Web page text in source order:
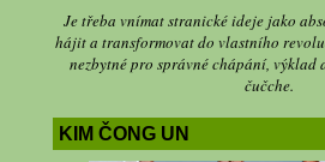
Je třeba vnímat stranické ideje jako
hájit a transformovat do vlastního
nezbytné pro správné chápání, výklad
čučche.
KIM ČONG UN